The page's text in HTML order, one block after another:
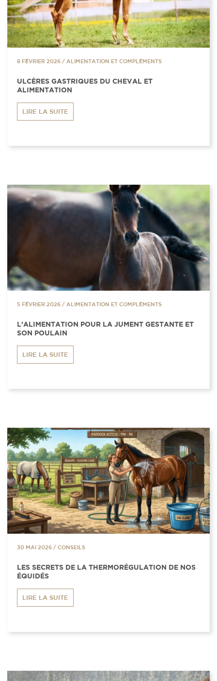
8 FÉVRIER 2026 / ALIMENTATION ET COMPLÉMENTS
ULCÈRES GASTRIQUES DU CHEVAL ET
ALIMENTATION
LIRE LA SUITE
5 FÉVRIER 2026 / ALIMENTATION ET COMPLÉMENTS
L’ALIMENTATION POUR LA JUMENT GESTANTE ET
SON POULAIN
LIRE LA SUITE
30 MAI 2026 / CONSEILS
LES SECRETS DE LA THERMORÉGULATION DE NOS
ÉQUIDÉS
LIRE LA SUITE